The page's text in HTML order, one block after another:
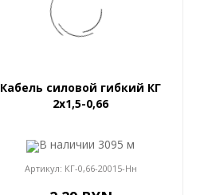
Кабель силовой гибкий КГ
2x1,5-0,66
В наличии 3095 м
Артикул: КГ-0,66-20015-Нн